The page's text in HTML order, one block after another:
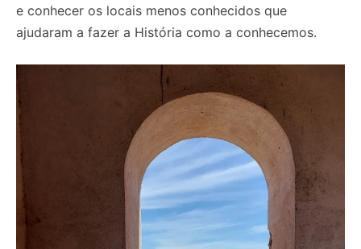
e conhecer os locais menos conhecidos que
ajudaram a fazer a História como a conhecemos.